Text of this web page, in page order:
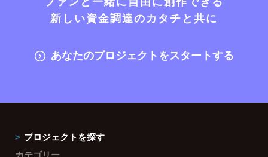
新しい資金調達のカタチと共に
あなたのプロジェクトをスタートする
プロジェクトを探す
カテゴリー